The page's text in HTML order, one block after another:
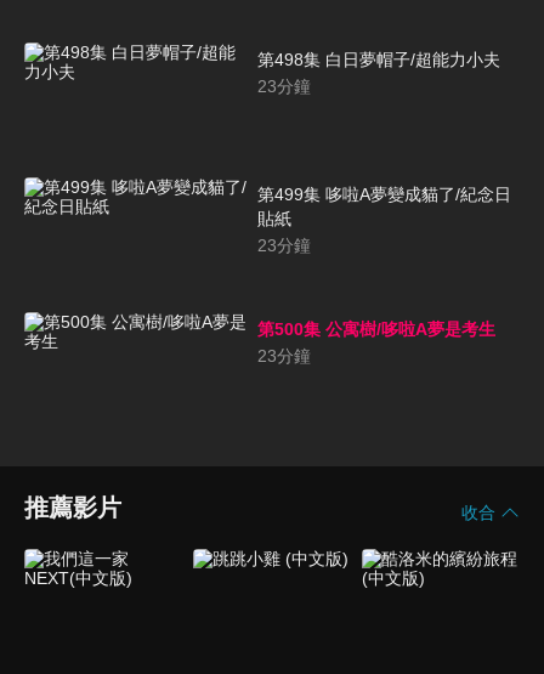
第498集 白日夢帽子/超能力小夫
23分鐘
第499集 哆啦A夢變成貓了/紀念日
貼紙
23分鐘
第500集 公寓樹/哆啦A夢是考生
23分鐘
推薦影片 收合